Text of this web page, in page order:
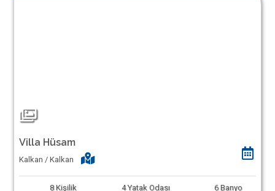
Villa Hüsam
Kalkan / Kalkan
8 Kişilik 4 Yatak Odası 6 Banyo